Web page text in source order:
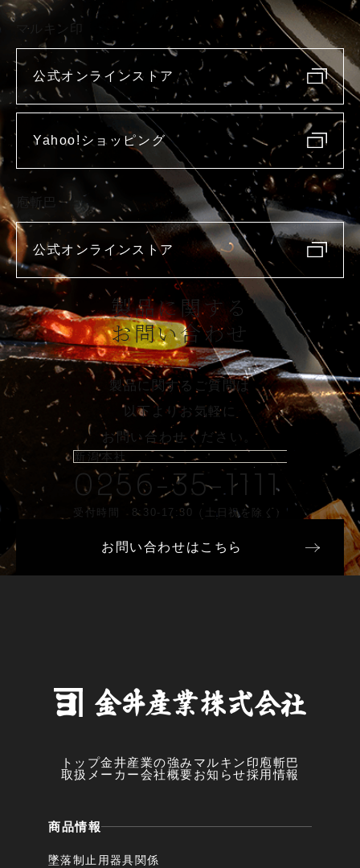
マルキン印
公式オンラインストア
Yahoo!ショッピング
庖斬巴
公式オンラインストア
製品に関する
お問い合わせ
製品に関するご質問は
以下よりお気軽に
お問い合わせください。
新潟本社
0256-35-1111
受付時間 8:30-17:30（土日祝を除く）
お問い合わせはこちら
トップ金井産業の強み マルキン印 庖斬巴
取扱メーカー会社概要お知らせ採用情報
商品情報
墜落制止用器具関係